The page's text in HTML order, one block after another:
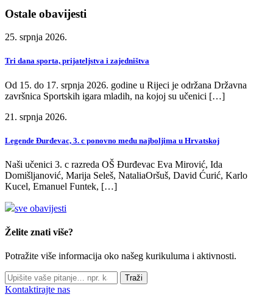
Ostale obavijesti
25. srpnja 2026.
Tri dana sporta, prijateljstva i zajedništva
Od 15. do 17. srpnja 2026. godine u Rijeci je održana Državna
završnica Sportskih igara mladih, na kojoj su učenici […]
21. srpnja 2026.
Legende Đurđevac, 3. c ponovno među najboljima u Hrvatskoj
Naši učenici 3. c razreda OŠ Đurđevac Eva Mirović, Ida
Domišljanović, Marija Seleš, NataliaOršuš, David Ćurić, Karlo
Kucel, Emanuel Funtek, […]
sve obavijesti
Želite znati više?
Potražite više informacija oko našeg kurikuluma i aktivnosti.
Traži
Kontaktirajte nas